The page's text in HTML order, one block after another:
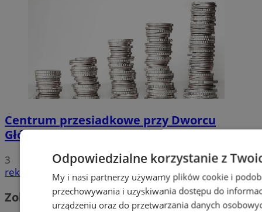
Centrum przesiadkowe przy Dworcu
Głównym w Orzeszu?
3
reklama
Zobacz również
Odpowiedzialne korzystanie z
My i nasi partnerzy używamy plików cookie i
przechowywania i uzyskiwania dostępu do
urządzeniu oraz do przetwarzania danych